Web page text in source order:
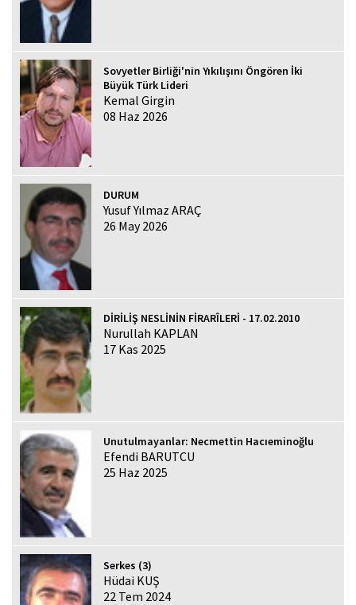
Sovyetler Birliği'nin Yıkılışını Öngören İki
Büyük Türk Lideri
Kemal Girgin
08 Haz 2026
DURUM
Yusuf Yılmaz ARAÇ
26 May 2026
DİRİLİŞ NESLİNİN FİRARÎLERİ - 17.02.2010
Nurullah KAPLAN
17 Kas 2025
Unutulmayanlar: Necmettin Hacıeminoğlu
Efendi BARUTCU
25 Haz 2025
Serkes (3)
Hüdai KUŞ
22 Tem 2024